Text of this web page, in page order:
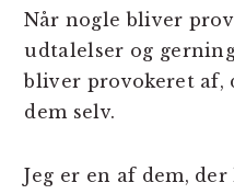
Når nogle bliver
udtalelser og
bliver provokeret af,
dem selv.
Jeg er en af dem,